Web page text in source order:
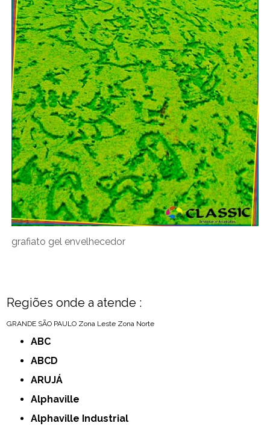
grafiato gel envelhecedor
Regiões onde a atende :
GRANDE SÃO PAULO Zona Leste Zona Norte
ABC
ABCD
ARUJÁ
Alphaville
Alphaville Industrial